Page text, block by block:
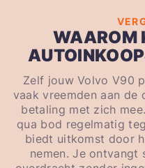
WAAROM
Zelf jouw Volvo V90
vaak vreemden aan de
betaling met zich
qua bod regelmatig
biedt uitkomst door
nemen. Je ontvangt